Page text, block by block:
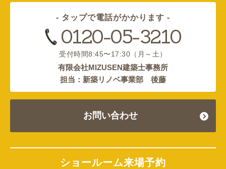
- タップで電話がかかります -
0120-05-3210
受付時間8:45〜17:30（月～土）
有限会社MIZUSEN建築士事務所
担当：新築リノベ事業部 後藤
お問い合わせ
ショールーム来場予約